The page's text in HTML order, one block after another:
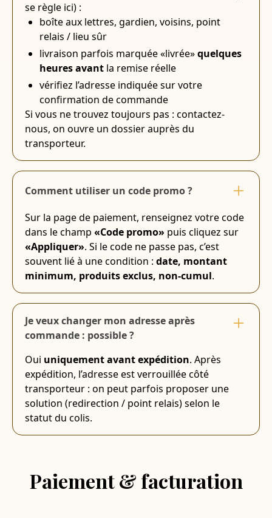
se règle ici) :
boîte aux lettres, gardien, voisins, point
relais / lieu sûr
livraison parfois marquée «livrée»quelques
heures avant la remise réelle
vérifiez l’adresse indiquée sur votre
confirmation de commande
Si vous ne trouvez toujours pas : contactez-
nous, on ouvre un dossier auprès du
transporteur.
Comment utiliser un code promo ?
Sur la page de paiement, renseignez votre code
dans le champ «Code promo» puis cliquez sur
«Appliquer». Si le code ne passe pas, c’est
souvent lié à une condition : date, montant
minimum, produits exclus, non-cumul.
Je veux changer mon adresse après
commande : possible ?
Oui uniquement avant expédition. Après
expédition, l’adresse est verrouillée côté
transporteur : on peut parfois proposer une
solution (redirection / point relais) selon le
statut du colis.
Paiement & facturation